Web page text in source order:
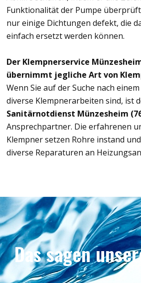
Funktionalität der Pumpe
nur einige Dichtungen defekt, die
einfach ersetzt werden können.
Der Klempnerservice
übernimmt jegliche Art von
Wenn Sie auf der Suche nach
diverse Klempnerarbeiten sind, ist
Sanitärnotdienst Münzesheim
Ansprechpartner. Die erfahrenen
Klempner setzen Rohre instand
diverse Reparaturen an
Das sagen